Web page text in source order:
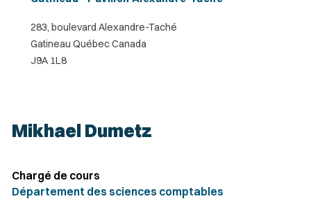
283, boulevard Alexandre-Taché
Gatineau Québec Canada
J9A 1L8
Mikhael Dumetz
Chargé de cours
Département des sciences comptables